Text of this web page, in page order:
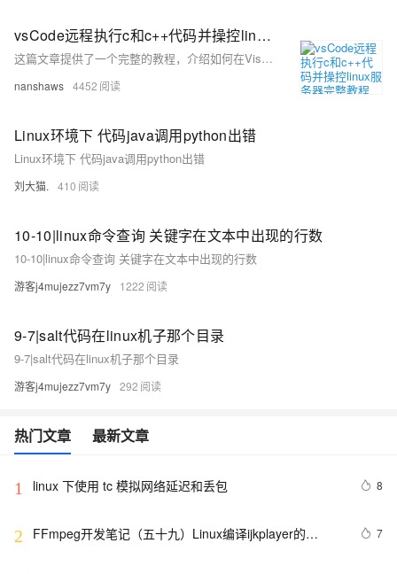
vsCode远程执行c和c++代码并操控linux服务器完整教程
这篇文章提供了一个完整的教程，介绍如何在Visual Studio Code中配置和使用插件来远程执行C和C++代码，并操控Linux服务器，包括安装VSCode、安装插件、配置插件、配置编译工具、升级glibc和编写代码进行调试的步骤。
nanshaws 4452
Linux环境下 代码java调用python出错
Linux环境下 代码java调用python出错
刘大猫. 410
10-10|linux命令查询 关键字在文本中出现的行数
10-10|linux命令查询 关键字在文本中出现的行数
游客j4mujezz7vm7y 1222
9-7|salt代码在linux机子那个目录
9-7|salt代码在linux机子那个目录
游客j4mujezz7vm7y 292
热门文章 最新文章
1 linux 下使用 tc 模拟网络延迟和丢包 8
2
FFmpeg开发笔记（五十九）Linux编译ijkplayer的
7